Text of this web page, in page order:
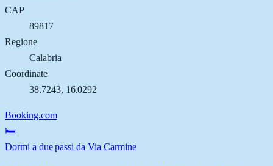
CAP
89817
Regione
Calabria
Coordinate
38.7243, 16.0292
Booking.com
🛏️
Dormi a due passi da Via Carmine